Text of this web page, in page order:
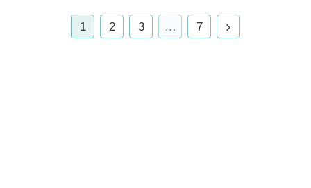
1 2 3 … 7